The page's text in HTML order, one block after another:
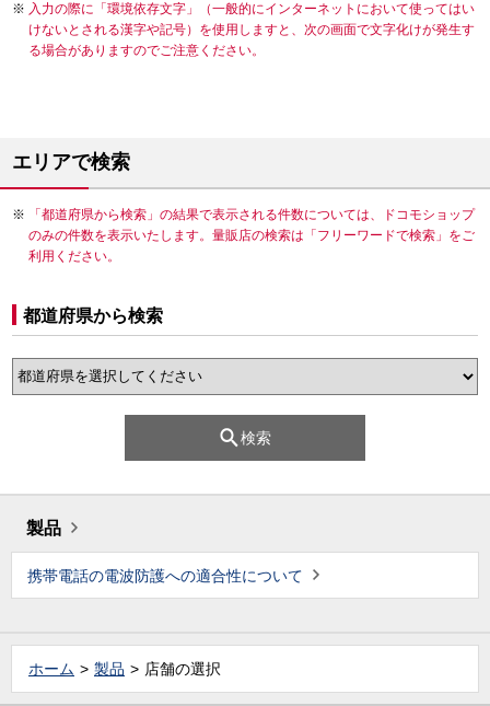
入力の際に「環境依存文字」（一般的にインターネットにおいて使ってはい
けないとされる漢字や記号）を使用しますと、次の画面で文字化けが発生す
る場合がありますのでご注意ください。
エリアで検索
「都道府県から検索」の結果で表示される件数については、ドコモショップ
のみの件数を表示いたします。量販店の検索は「フリーワードで検索」をご
利用ください。
都道府県から検索
検索
製品
携帯電話の電波防護への適合性について
ホーム 製品 店舗の選択